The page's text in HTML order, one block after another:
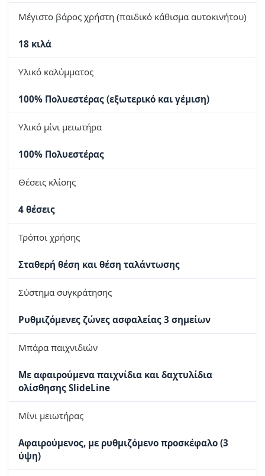
Μέγιστο βάρος χρήστη (παιδικό κάθισμα αυτοκινήτου)
18 κιλά
Υλικό καλύμματος
100% Πολυεστέρας (εξωτερικό και γέμιση)
Υλικό μίνι μειωτήρα
100% Πολυεστέρας
Θέσεις κλίσης
4 θέσεις
Τρόποι χρήσης
Σταθερή θέση και θέση ταλάντωσης
Σύστημα συγκράτησης
Ρυθμιζόμενες ζώνες ασφαλείας 3 σημείων
Μπάρα παιχνιδιών
Με αφαιρούμενα παιχνίδια και δαχτυλίδια
ολίσθησης SlideLine
Μίνι μειωτήρας
Αφαιρούμενος, με ρυθμιζόμενο προσκέφαλο (3
ύψη)